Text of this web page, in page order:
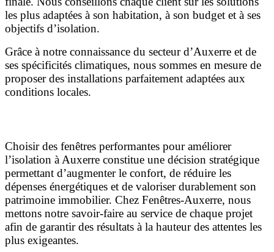
les plus adaptées à son habitation, à son budget et à ses
objectifs d’isolation.
Grâce à notre connaissance du secteur d’Auxerre et de
ses spécificités climatiques, nous sommes en mesure de
proposer des installations parfaitement adaptées aux
conditions locales.
Choisir des fenêtres performantes pour améliorer
l’isolation à Auxerre constitue une décision stratégique
permettant d’augmenter le confort, de réduire les
dépenses énergétiques et de valoriser durablement son
patrimoine immobilier. Chez Fenêtres-Auxerre, nous
mettons notre savoir-faire au service de chaque projet
afin de garantir des résultats à la hauteur des attentes les
plus exigeantes.